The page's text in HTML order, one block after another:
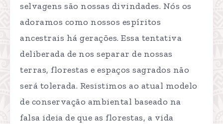
selvagens são nossas divindades. Nós os
adoramos como nossos espíritos
ancestrais há gerações. Essa tentativa
deliberada de nos separar de nossas
terras, florestas e espaços sagrados não
será tolerada. Resistimos ao atual modelo
de conservação ambiental baseado na
falsa ideia de que as florestas, a vida